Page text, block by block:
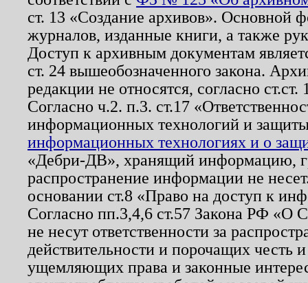
ст. 13 «Создание архивов». Основной
журналов, изданные книги, а также
Доступ к архивным документам
ст. 24 вышеобозначенного закона.
редакции не относятся, согласно
Согласно ч.2. п.3. ст.17
информационных технологий и
информационных технологиях и о
«Дебри-ДВ», хранящий информацию,
распространение информации не
основании ст.8 «Право на доступ к
Согласно пп.3,4,6 ст.57 Закона РФ «О
не несут ответственности за
действительности и порочащих честь
ущемляющих права и законные